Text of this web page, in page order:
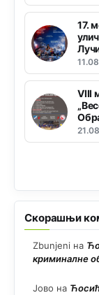
17.
VIII
Скорашњи
Zbunjeni на
криминалне
Јово на